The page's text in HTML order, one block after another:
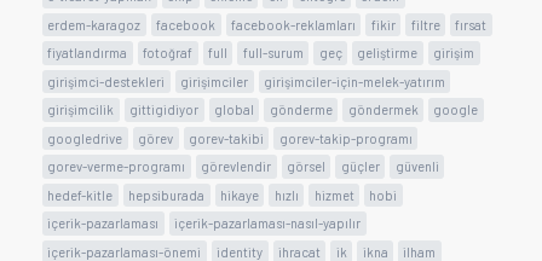
erdem-karagoz
facebook facebook-reklamları fikir filtre
fırsat
fiyatlandırma
fotoğraf full full-surum geç geliştirme
girişim
girişimci-destekleri
girişimciler
girişimciler-için-melek-yatırım
girişimcilik
gittigidiyor global gönderme göndermek
google
googledrive
görev gorev-takibi
gorev-takip-programı
gorev-verme-programı
görevlendir görsel güçler
güvenli
hedef-kitle
hepsiburada hikaye hızlı hizmet
hobi
içerik-pazarlaması
içerik-pazarlaması-nasıl-yapılır
içerik-pazarlaması-önemi
identity ihracat ik ikna
ilham